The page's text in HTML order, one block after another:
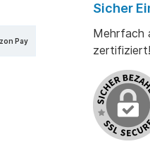
Pay
Sicher
Mehrfach
zertifiziert!